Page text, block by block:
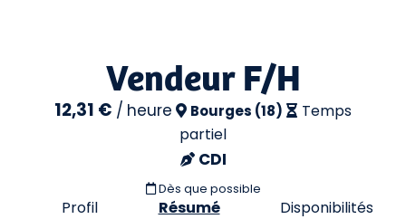
Vendeur F/H
12,31 € / heure Bourges (18)
Temps
partiel
CDI
Dès que possible
Profil Résumé Disponibilités